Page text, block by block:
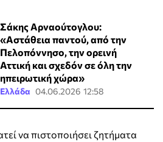
Σάκης Αρναούτογλου:
«Αστάθεια παντού, από την
Πελοπόννησο, την ορεινή
Αττική και σχεδόν σε όλη την
ηπειρωτική χώρα»
Ελλάδα 04.06.2026 12:58
να πιστοποιήσει ζητήματα